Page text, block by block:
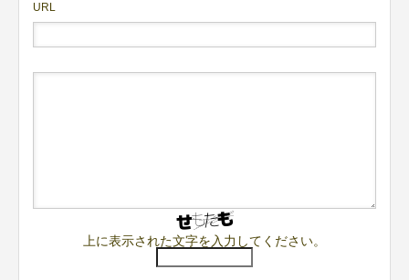
URL
上に表示された文字を入力してください。